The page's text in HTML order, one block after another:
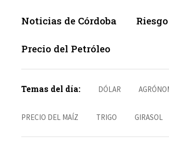
Noticias de Córdoba
Precio del Petróleo
Temas del día: DÓLAR
PRECIO DEL MAÍZ TRIGO GIRASOL